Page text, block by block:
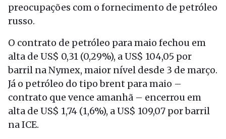
preocupações com o fornecimento de petróleo
russo.
O contrato de petróleo para maio fechou em
alta de US$ 0,31 (0,29%), a US$ 104,05 por
barril na Nymex, maior nível desde 3 de março.
Já o petróleo do tipo brent para maio –
contrato que vence amanhã – encerrou em
alta de US$ 1,74 (1,6%), a US$ 109,07 por barril
na ICE.